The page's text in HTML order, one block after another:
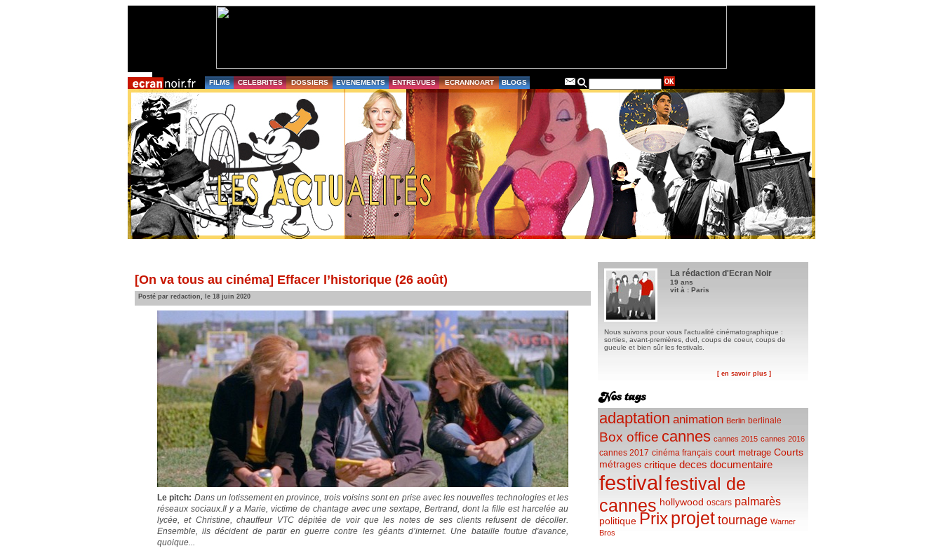
FILMS CELEBRITES DOSSIERS EVENEMENTS ENTREVUES ECRANNOART BLOGS
[On va tous au cinéma] Effacer l’historique (26 août)
Posté par redaction, le 18 juin 2020
Le pitch: Dans un lotissement en province, trois voisins sont en prise avec les nouvelles technologies et les
réseaux sociaux.Il y a Marie, victime de chantage avec une sextape, Bertrand, dont la fille est harcelée au
lycée, et Christine, chauffeur VTC dépitée de voir que les notes de ses clients refusent de décoller.
Ensemble, ils décident de partir en guerre contre les géants d’internet. Une bataille foutue d'avance,
quoique...
La rédaction d'Ecran Noir
19 ans
vit à : Paris
Nous suivons pour vous l'actualité cinématographique :
sorties, avant-premières, dvd, coups de coeur, coups de
gueule et bien sûr les festivals.
[ en savoir plus ]
adaptation animation Berlin berlinale
Box office cannes cannes 2015 cannes 2016
cannes 2017 cinéma français court metrage Courts
métrages critique deces documentaire
festivalfestival de
cannes hollywood oscars palmarès
politique Prixprojet tournage Warner
Bros